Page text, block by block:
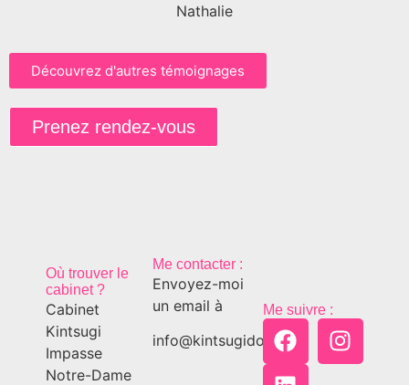
Nathalie
Découvrez d'autres témoignages
Prenez rendez-vous
Où trouver le
cabinet ?
Cabinet
Kintsugi
Impasse
Notre-Dame
Me contacter :
Envoyez-moi
un email à
info@kintsugido.ch
Me suivre :